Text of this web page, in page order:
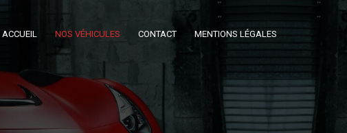
ACCUEIL NOS VÉHICULES CONTACT MENTIONS LÉGALES